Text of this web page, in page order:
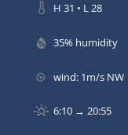
H 31 • L 28
35% humidity
wind: 1m/s NW
6:10 → 20:55